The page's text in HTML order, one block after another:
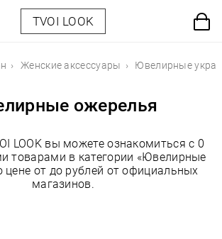
TVOI LOOK
Женские аксессуары Ювелирные
ожерелья
LOOK вы можете ознакомиться с 0
товарами в категории «Ювелирные
цене от до рублей от официальных
магазинов.